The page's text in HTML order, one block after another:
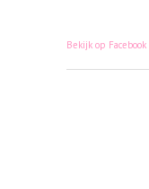
Bekijk op Facebook